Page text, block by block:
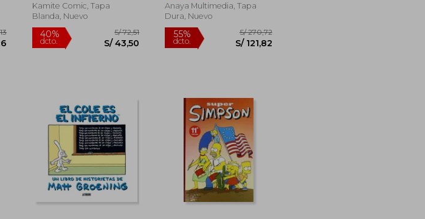
S/ 176,13
Kamite Comic, Tapa
Blanda, Nuevo
40%
dcto.
S/ 72,51
S/ 43,50
Anaya Multimedia, Tapa
Dura, Nuevo
55%
dcto.